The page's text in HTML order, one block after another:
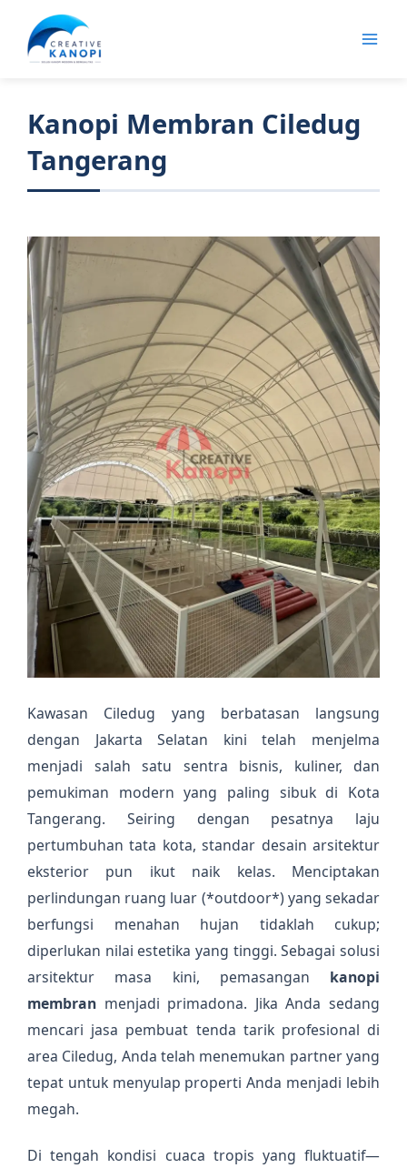
konten
Kanopi Membran Ciledug
Tangerang
Kawasan Ciledug yang berbatasan langsung
dengan Jakarta Selatan kini telah menjelma
menjadi salah satu sentra bisnis, kuliner, dan
pemukiman modern yang paling sibuk di Kota
Tangerang. Seiring dengan pesatnya laju
pertumbuhan tata kota, standar desain arsitektur
eksterior pun ikut naik kelas. Menciptakan
perlindungan ruang luar (*outdoor*) yang sekadar
berfungsi menahan hujan tidaklah cukup;
diperlukan nilai estetika yang tinggi. Sebagai solusi
arsitektur masa kini, pemasangan kanopi
membran menjadi primadona. Jika Anda sedang
mencari jasa pembuat tenda tarik profesional di
area Ciledug, Anda telah menemukan partner yang
tepat untuk menyulap properti Anda menjadi lebih
megah.
Di tengah kondisi cuaca tropis yang fluktuatif—